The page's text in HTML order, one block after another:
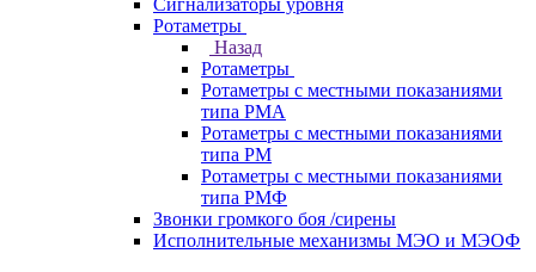
Сигнализаторы уровня
Ротаметры
Назад
Ротаметры
Ротаметры с местными показаниями
типа РМА
Ротаметры с местными показаниями
типа РМ
Ротаметры с местными показаниями
типа РМФ
Звонки громкого боя /сирены
Исполнительные механизмы МЭО и МЭОФ